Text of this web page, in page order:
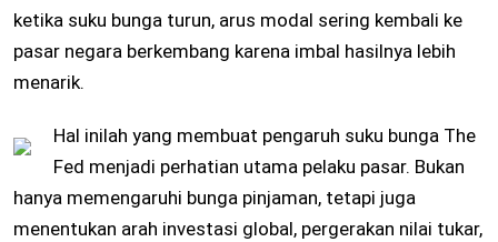
ketika suku bunga turun, arus modal sering kembali ke
pasar negara berkembang karena imbal hasilnya lebih
menarik.
Hal inilah yang membuat pengaruh suku bunga The
Fed menjadi perhatian utama pelaku pasar. Bukan
hanya memengaruhi bunga pinjaman, tetapi juga
menentukan arah investasi global, pergerakan nilai tukar,